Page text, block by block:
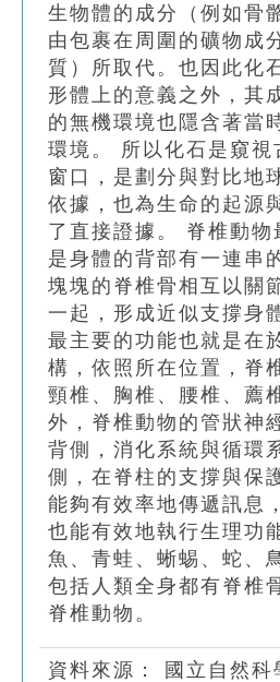
貓頭鷹博士
生物體的成分（例如骨
由包裹在周圍的礦物成
質）所取代。也因此化
形體上的意義之外，其
的無機環境也隱含著當
環境。 所以化石是窺視
窗口，是劃分與對比地
依據，也為生命的起源
了直接證據。 脊椎動物
是身體的背部有一連串
塊塊的脊椎骨相互以關
一起，形成近似支撐身
最主要的功能也就是在
構，依照所在位置，脊
頸椎、胸椎、腰椎、薦
外，脊椎動物的管狀神
背側，消化系統與循環
側，在脊柱的支撐與保
能夠有效率地傳遞訊息
也能有效地執行生理功
魚、青蛙、蜥蜴、蛇、
包括人類全身都有脊椎
脊椎動物。
資料來源：
國立自然科